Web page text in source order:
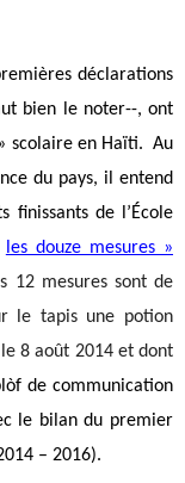
déclarations
bien le noter--, ont
scolaire en Haïti. Au
du pays, il entend
finissants de l’École
les douze mesures »
12 mesures sont de
le tapis une potion
8 août 2014 etdont
de communication
le bilan du premier
– 2016).